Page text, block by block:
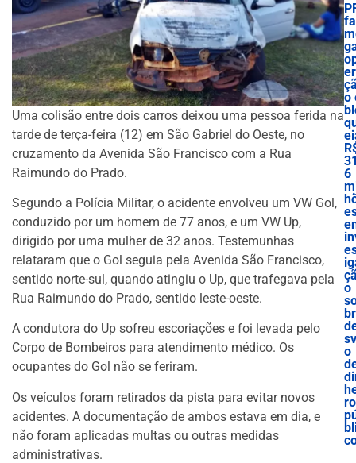
Uma colisão entre dois carros deixou uma pessoa ferida na
tarde de terça-feira (12) em São Gabriel do Oeste, no
cruzamento da Avenida São Francisco com a Rua
Raimundo do Prado.
Segundo a Polícia Militar, o acidente envolveu um VW Gol,
conduzido por um homem de 77 anos, e um VW Up,
dirigido por uma mulher de 32 anos. Testemunhas
relataram que o Gol seguia pela Avenida São Francisco,
sentido norte-sul, quando atingiu o Up, que trafegava pela
Rua Raimundo do Prado, sentido leste-oeste.
A condutora do Up sofreu escoriações e foi levada pelo
Corpo de Bombeiros para atendimento médico. Os
ocupantes do Gol não se feriram.
Os veículos foram retirados da pista para evitar novos
acidentes. A documentação de ambos estava em dia, e
não foram aplicadas multas ou outras medidas
administrativas.
o
6
o
o
ro